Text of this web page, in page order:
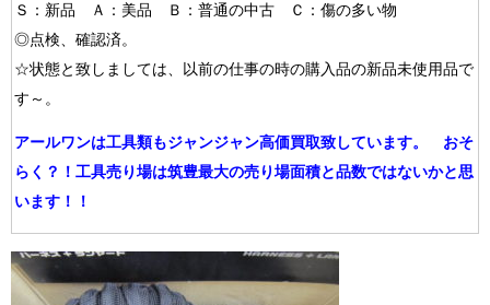
Ｓ：新品 Ａ：美品 Ｂ：普通の中古 Ｃ：傷の多い物
◎点検、確認済。
☆状態と致しましては、以前の仕事の時の購入品の新品未使用品で
す～。
アールワンは工具類もジャンジャン高価買取致しています。 おそ
らく？！工具売り場は筑豊最大の売り場面積と品数ではないかと思
います！！